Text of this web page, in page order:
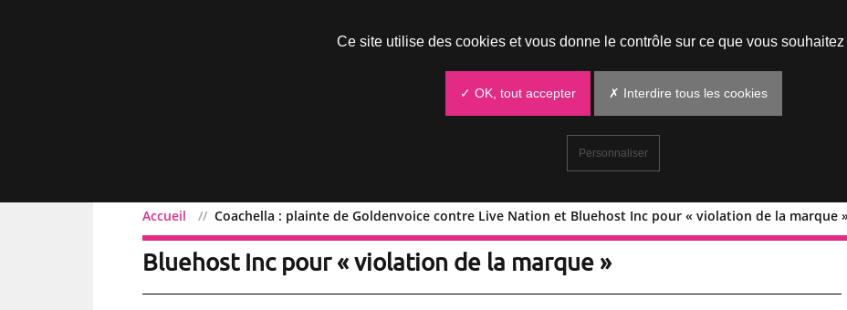
Accueil Coachella : plainte de Goldenvoice contre Live Nation et Bluehost Inc pour « violation de la marque »
Coachella : plainte de Goldenvoice contre Live Nation et
Bluehost Inc pour « violation de la marque »
Ce site utilise des cookies et vous donne le contrôle sur ce que vous souhaitez
✓ OK, tout accepter ✗ Interdire tous les cookies
Personnaliser